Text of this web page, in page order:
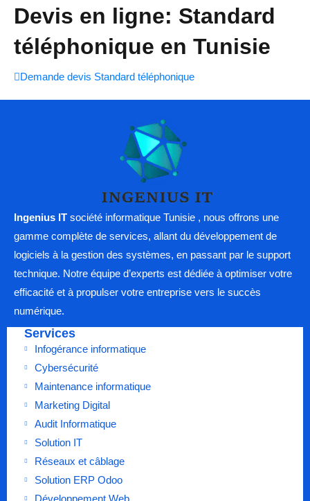
Devis en ligne: Standard
téléphonique en Tunisie
Demande devis Standard téléphonique
Ingenius IT société informatique Tunisie , nous offrons une
gamme complète de services, allant du développement de
logiciels à la gestion des systèmes, en passant par le support
technique. Notre équipe d’experts est dédiée à optimiser votre
efficacité et à propulser votre entreprise vers le succès
numérique.
Services
Infogérance informatique
Cybersécurité
Maintenance informatique
Marketing Digital
Audit Informatique
Solution IT
Réseaux et câblage
Solution ERP Odoo